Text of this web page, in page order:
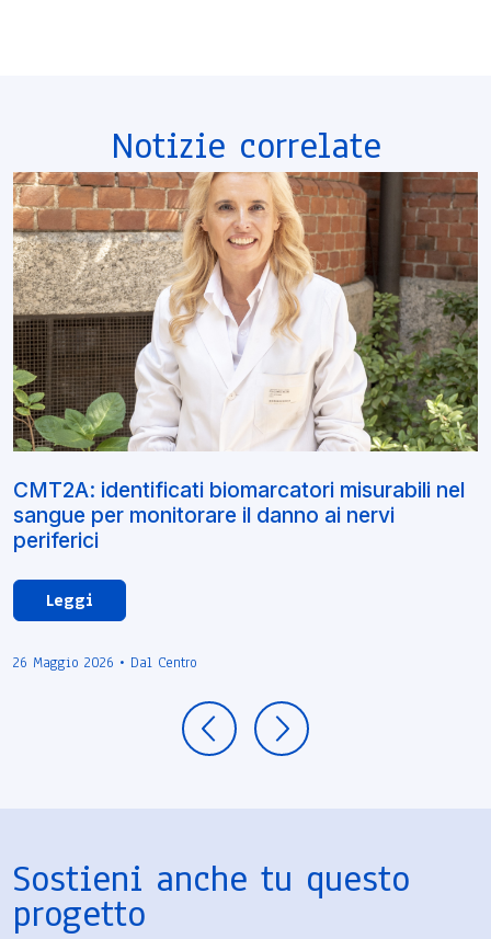
Notizie correlate
CMT2A: identificati biomarcatori misurabili nel
sangue per monitorare il danno ai nervi
periferici
Leggi
26 Maggio 2026 • Dal Centro
Sostieni anche tu questo
progetto